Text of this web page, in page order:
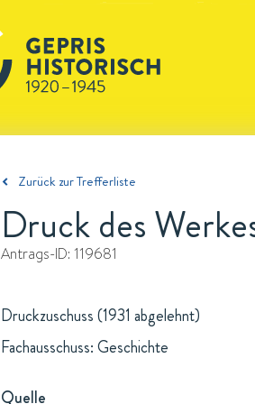
Zurück zur Trefferliste
Druck des
Antrags-ID: 119681
Druckzuschuss (1931 abgelehnt)
Fachausschuss: Geschichte
Quelle